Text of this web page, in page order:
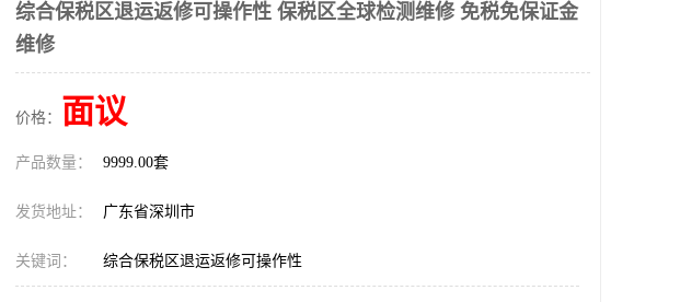
综合保税区退运返修可操作性 保税区全球检测维修 免税免保证金
维修
价格： 面议
产品数量： 9999.00套
发货地址： 广东省深圳市
关键词： 综合保税区退运返修可操作性